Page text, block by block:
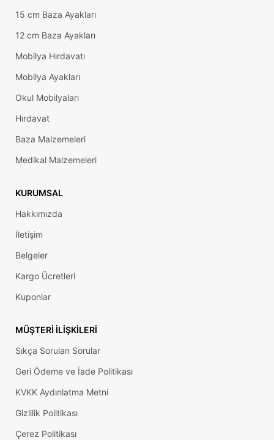
15 cm Baza Ayakları
12 cm Baza Ayakları
Mobilya Hırdavatı
Mobilya Ayakları
Okul Mobilyaları
Hırdavat
Baza Malzemeleri
Medikal Malzemeleri
KURUMSAL
Hakkımızda
İletişim
Belgeler
Kargo Ücretleri
Kuponlar
MÜŞTERI İLIŞKILERI
Sıkça Sorulan Sorular
Geri Ödeme ve İade Politikası
KVKK Aydınlatma Metni
Gizlilik Politikası
Çerez Politikası